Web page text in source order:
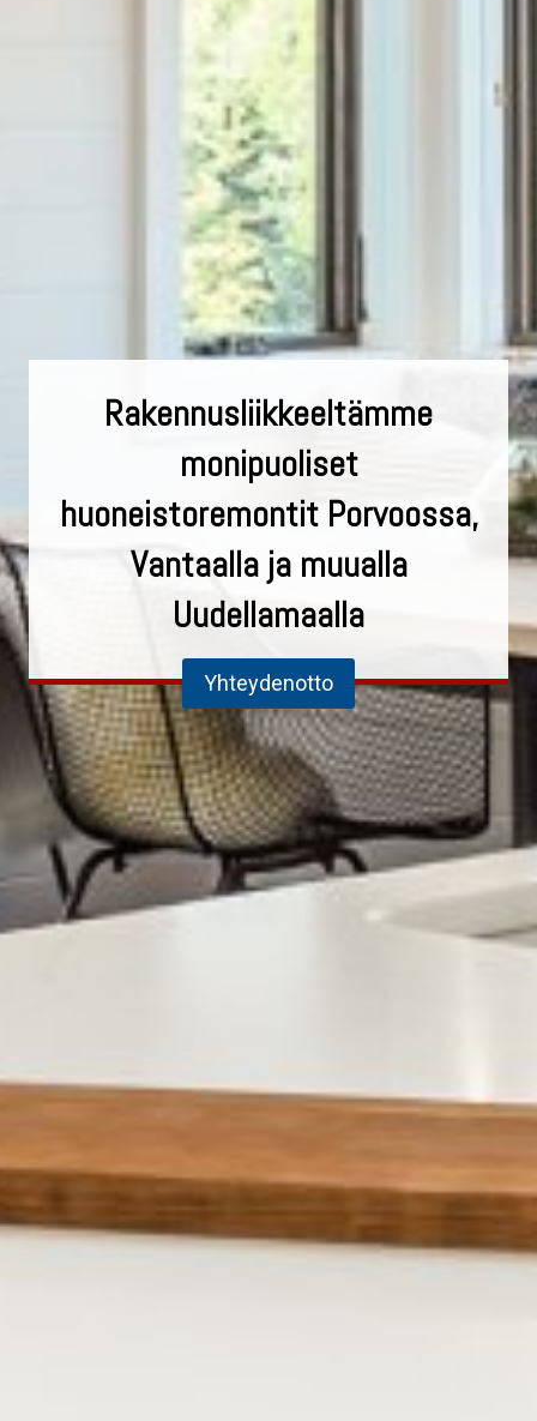
Rakennusliikkeeltämme
monipuoliset
huoneistoremontit Porvoossa,
Vantaalla ja muualla
Uudellamaalla
Yhteydenotto